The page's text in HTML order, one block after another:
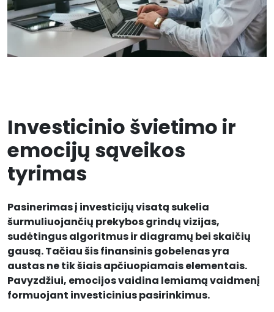
Investicinio švietimo ir
emocijų sąveikos
tyrimas
Pasinerimas į investicijų visatą sukelia
šurmuliuojančių prekybos grindų vizijas,
sudėtingus algoritmus ir diagramų bei skaičių
gausą. Tačiau šis finansinis gobelenas yra
austas ne tik šiais apčiuopiamais elementais.
Pavyzdžiui, emocijos vaidina lemiamą vaidmenį
formuojant investicinius pasirinkimus.